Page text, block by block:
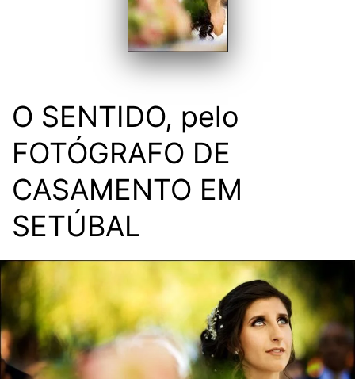
O SENTIDO, pelo
FOTÓGRAFO DE
CASAMENTO EM
SETÚBAL